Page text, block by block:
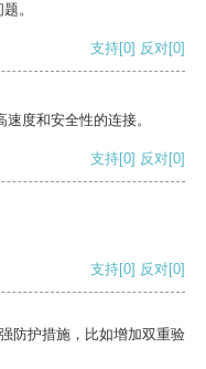
。
支持[0] 反对[0]
度和安全性的连接。
支持[0] 反对[0]
支持[0] 反对[0]
防护措施，比如增加双重验